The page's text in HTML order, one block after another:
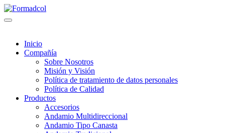
Inicio
Compañía
Sobre Nosotros
Misión y Visión
Política de tratamiento de datos personales
Política de Calidad
Productos
Accesorios
Andamio Multidireccional
Andamio Tipo Canasta